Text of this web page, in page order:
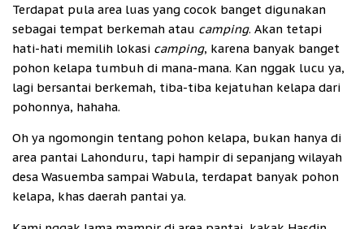
Terdapat pula area luas yang cocok banget digunakan
sebagai tempat berkemah atau camping. Akan tetapi
hati-hati memilih lokasi camping, karena banyak banget
pohon kelapa tumbuh di mana-mana. Kan nggak lucu ya,
lagi bersantai berkemah, tiba-tiba kejatuhan kelapa dari
pohonnya, hahaha.
Oh ya ngomongin tentang pohon kelapa, bukan hanya di
area pantai Lahonduru, tapi hampir di sepanjang wilayah
desa Wasuemba sampai Wabula, terdapat banyak pohon
kelapa, khas daerah pantai ya.